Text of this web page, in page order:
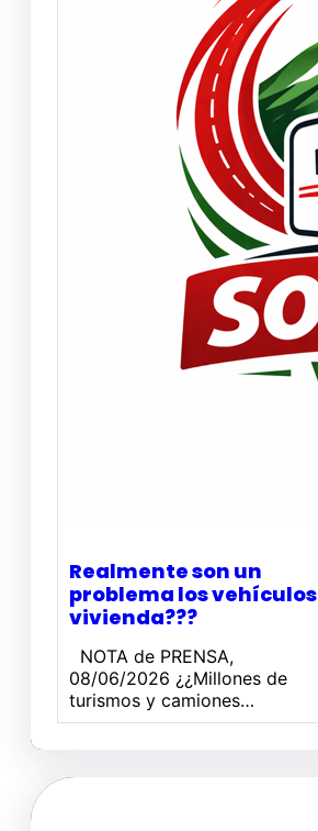
Realmente son un
problema los vehículos
vivienda???
NOTA de PRENSA,
08/06/2026 ¿¿Millones de
turismos y camiones…